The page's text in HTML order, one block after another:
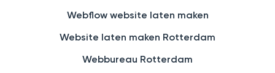
Webflow website laten maken
Website laten maken Rotterdam
Webbureau Rotterdam